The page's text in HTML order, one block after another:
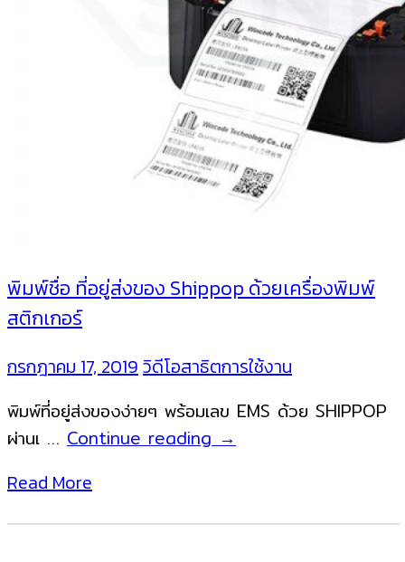
พิมพ์ชื่อ ที่อยู่ส่งของ Shippop ด้วยเครื่องพิมพ์
สติกเกอร์
กรกฎาคม 17, 2019วิดีโอสาธิตการใช้งาน
พิมพ์ที่อยู่ส่งของง่ายๆ พร้อมเลข EMS ด้วย SHIPPOP
ผ่านเ … Continue readingพิมพ์
อยู่
→
Read More